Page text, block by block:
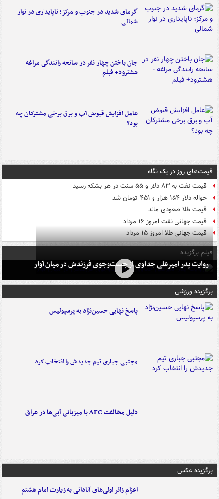
گرمای شدید در جنوب و مرکز؛ ناپایداری در نوار
شمالی
جان باختن چهار نفر در سانحه رانندگی مراغه -
هشترود+ فیلم
عامل افزایش قبوض آب و برق برخی مشترکان چه
بود؟
قیمت‌های روز در یک نگاه
قیمت نفت به ۸۳ دلار و ۵۵ سنت در هر بشکه رسید
حواله دلار ۱۵۴ هزار و ۴۵۱ تومان شد
قیمت طلا صعودی ماند
قیمت جهانی نفت امروز ۱۶ مرداد
قیمت جهانی طلا امروز ۱۵ مرداد
فیلم برگزیده
روایت پدر امیرعلی جداوی از جست‌وجوی فرزندش در میان آوار
برگزیده ورزشی
پاسخ نهایی حسین‌نژاد به پرسپولیس
مجتبی جباری تیم جدیدش را انتخاب کرد
دلیل مخالفت AFC با میزبانی آبی‌ها در عراق
برگزیده عکس
اعزام زائر اولی‌های آبادانی به زیارت امام هشتم